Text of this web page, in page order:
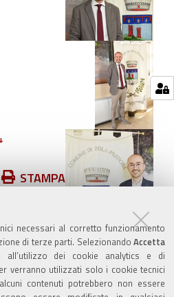
necessari al corretto funzionamento
di terze parti. Selezionando Accetta
dei cookie analytics e di
verranno utilizzati solo i cookie tecnici
contenuti potrebbero non essere
STAMPA
2024